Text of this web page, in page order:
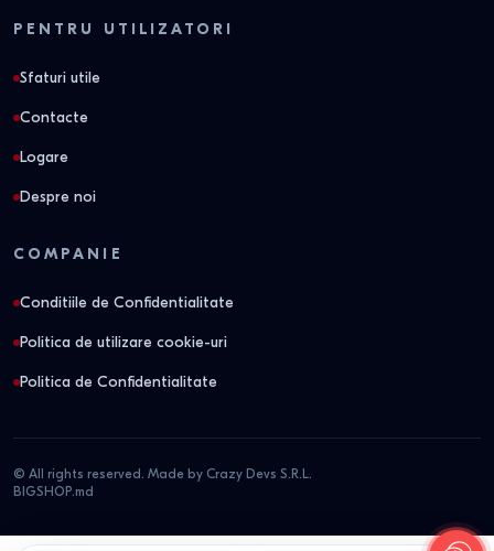
PENTRU UTILIZATORI
Sfaturi utile
Contacte
Logare
Despre noi
COMPANIE
Conditiile de Confidentialitate
Politica de utilizare cookie-uri
Politica de Confidentialitate
© All rights reserved. Made by Crazy Devs S.R.L.
BIGSHOP.md